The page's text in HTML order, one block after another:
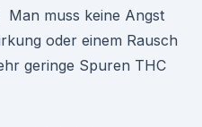
Man muss keine Angst
oder einem Rausch
geringe Spuren THC